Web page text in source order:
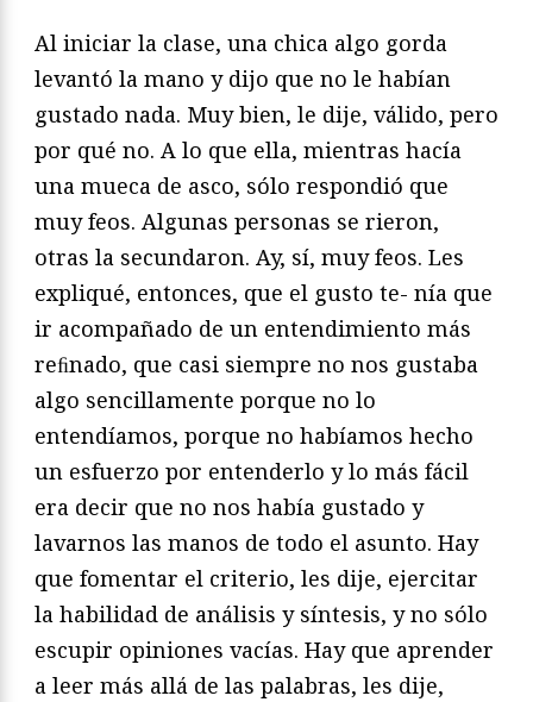
Al iniciar la clase, una chica algo gorda
levantó la mano y dijo que no le habían
gustado nada. Muy bien, le dije, válido, pero
por qué no. A lo que ella, mientras hacía
una mueca de asco, sólo respondió que
muy feos. Algunas personas se rieron,
otras la secundaron. Ay, sí, muy feos. Les
expliqué, entonces, que el gusto te- nía que
ir acompañado de un entendimiento más
reﬁnado, que casi siempre no nos gustaba
algo sencillamente porque no lo
entendíamos, porque no habíamos hecho
un esfuerzo por entenderlo y lo más fácil
era decir que no nos había gustado y
lavarnos las manos de todo el asunto. Hay
que fomentar el criterio, les dije, ejercitar
la habilidad de análisis y síntesis, y no sólo
escupir opiniones vacías. Hay que aprender
a leer más allá de las palabras, les dije,